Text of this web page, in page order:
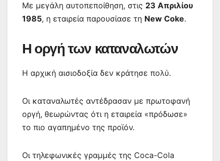
Με μεγάλη αυτοπεποίθηση, στις 23 Απριλίου
1985, η εταιρεία παρουσίασε τη New Coke.
Η οργή των καταναλωτών
Η αρχική αισιοδοξία δεν κράτησε πολύ.
Οι καταναλωτές αντέδρασαν με πρωτοφανή
οργή, θεωρώντας ότι η εταιρεία «πρόδωσε»
το πιο αγαπημένο της προϊόν.
Οι τηλεφωνικές γραμμές της Coca-Cola